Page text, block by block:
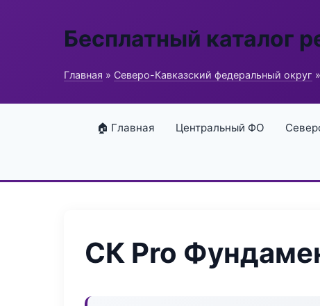
Бесплатный каталог
Главная » Северо-Кавказский федеральный округ
🏠 Главная Центральный ФО
СК Pro